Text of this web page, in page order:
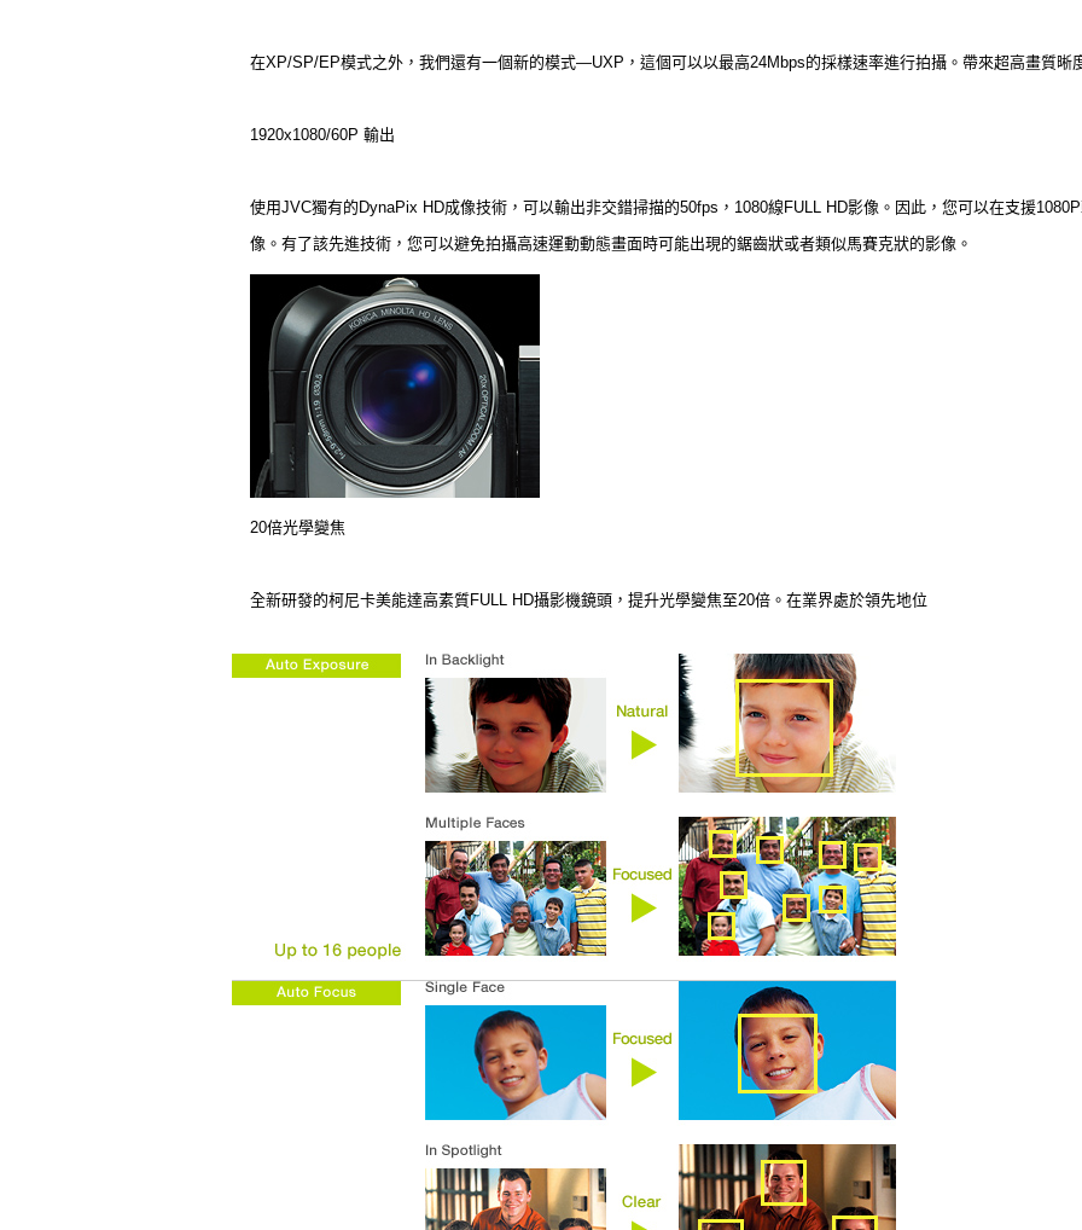
在XP/SP/EP模式之外，我們還有一個新的模式—UXP，這個可以以最高24Mbps的採樣速率進行拍攝。帶來超高畫質晰
1920x1080/60P 輸出
使用JVC獨有的DynaPix HD成像技術，可以輸出非交錯掃描的50fps，1080線FULL HD影像。因此，您可以在支援
像。有了該先進技術，您可以避免拍攝高速運動動態畫面時可能出現的鋸齒狀或者類似馬賽克狀的影像。
20倍光學變焦
全新研發的柯尼卡美能達高素質FULL HD攝影機鏡頭，提升光學變焦至20倍。在業界處於領先地位